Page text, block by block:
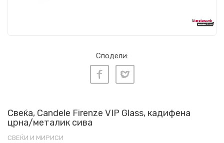
Сподели:
Свеќа, Candele Firenze VIP Glass, кадифена
црна/металик сива
СВЕЌИ И МИРИСИ